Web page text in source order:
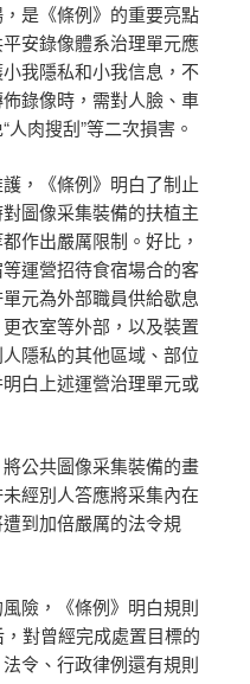
是《條例》的重要亮點
安錄像體系治理單元應
我隱私和小我信息，不
錄像時，需對人臉、車
肉搜刮”等二次損害。
，《條例》明白了制止
圖像采集裝備的扶植主
作出嚴厲限制。好比，
運營招待食宿場合的客
元為外部職員供給歇息
衣室等外部，以及裝置
隱私的其他區域、部位
白上述運營治理單元或
公共圖像采集裝備的畫
經別人答應將采集內在
到加倍嚴厲的法令規
險，《條例》明白規則
對曾經完成處置目標的
令、行政律例還有規則